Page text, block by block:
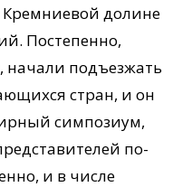
Кремниевой долине
Постепенно,
начали подъезжать
стран, и он
симпозиум,
по-
и в числе